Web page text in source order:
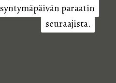
syntymäpäivän paraatin
seuraajista.
syntymäpäivän paraatin
seuraajista.